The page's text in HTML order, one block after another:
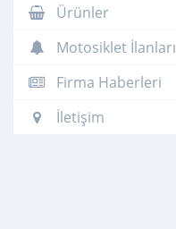
Ürünler
Motosiklet İlanları
Firma Haberleri
İletişim